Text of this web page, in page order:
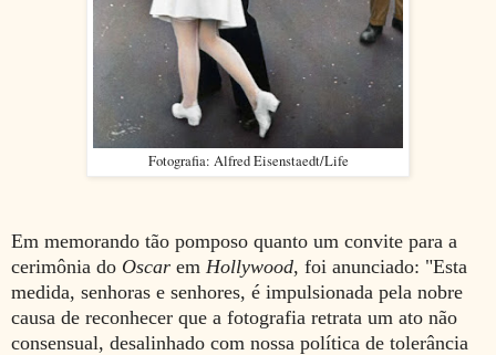
Fotografia: Alfred Eisenstaedt/Life
Em memorando tão pomposo quanto um convite para a
cerimônia do Oscar em Hollywood, foi anunciado: "Esta
medida, senhoras e senhores, é impulsionada pela nobre
causa de reconhecer que a fotografia retrata um ato não
consensual, desalinhado com nossa política de tolerância